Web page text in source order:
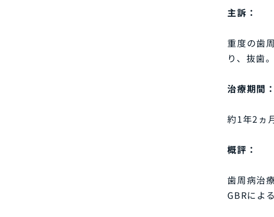
主訴：
重度の歯
り、抜歯
治療期間：
約1年2ヵ
概評：
歯周病治
GBRによ